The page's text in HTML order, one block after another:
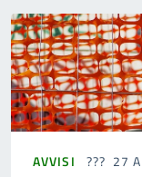
AVVISI 27